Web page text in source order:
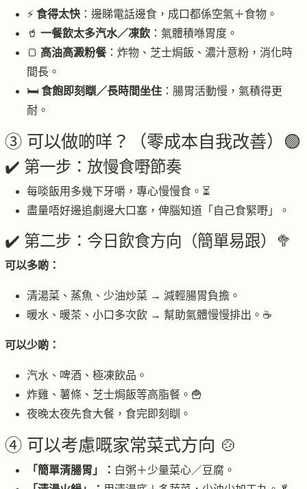
⚡ 食得太快 ：邊睇電話邊食，成口都係空氣＋食物。
🥤 一餐飲太多汽水／凍飲 ：氣體積喺胃度。
🍞 高油高澱粉餐：炸物、芝士焗飯、濃汁意粉，消化時
間長。
🛏 食飽即刻瞓／長時間坐住 ：腸胃活動慢，氣積得更
耐。
③ 可以做啲咩？（零成本自我改善）🟢
✔️ 第一步：放慢食嘢節奏
每啖飯用多幾下牙嚼，專心慢慢食。⏳
盡量唔好邊追劇邊大口塞，俾腦知道「自己食緊嘢」。
✔️ 第二步：今日飲食方向（簡單易跟）🥦
可以多啲：
清湯菜、蒸魚、少油炒菜 → 減輕腸胃負擔。
暖水、暖茶、小口多次飲 → 幫助氣體慢慢排出。☕
可以少啲：
汽水、啤酒、極凍飲品。
炸雞、薯條、芝士焗飯等高脂餐。🍟
夜晚太夜先食大餐，食完即刻瞓。
④ 可以考慮嘅家常菜式方向 🍲
「簡單清腸胃」： 白粥＋少量菜心／豆腐。